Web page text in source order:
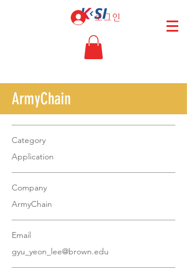
로그인
ArmyChain
Category
Application
Company
ArmyChain
Email
gyu_yeon_lee@brown.edu